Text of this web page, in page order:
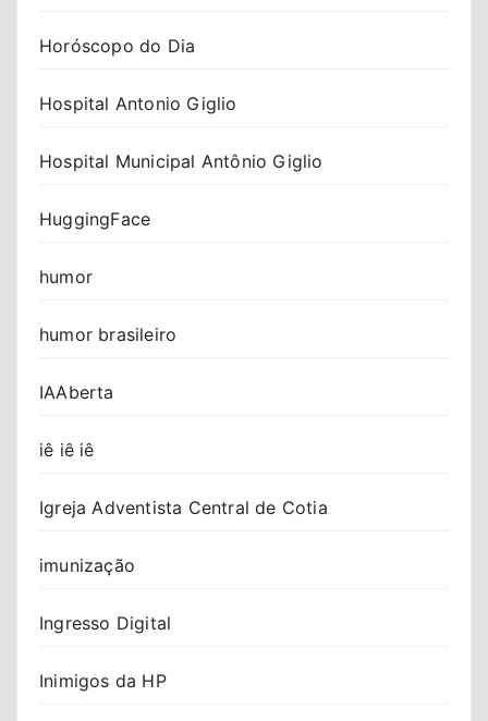
Horóscopo do Dia
Hospital Antonio Giglio
Hospital Municipal Antônio Giglio
HuggingFace
humor
humor brasileiro
IAAberta
iê iê iê
Igreja Adventista Central de Cotia
imunização
Ingresso Digital
Inimigos da HP